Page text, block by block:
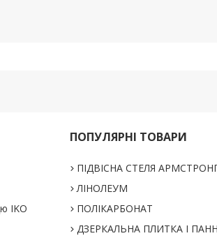
IKO
ПОПУЛЯРНІ ТОВАРИ
ПІДВІСНА СТЕЛЯ
ЛІНОЛЕУМ
ПОЛІКАРБОНАТ
ДЗЕРКАЛЬНА ПЛИТКА І